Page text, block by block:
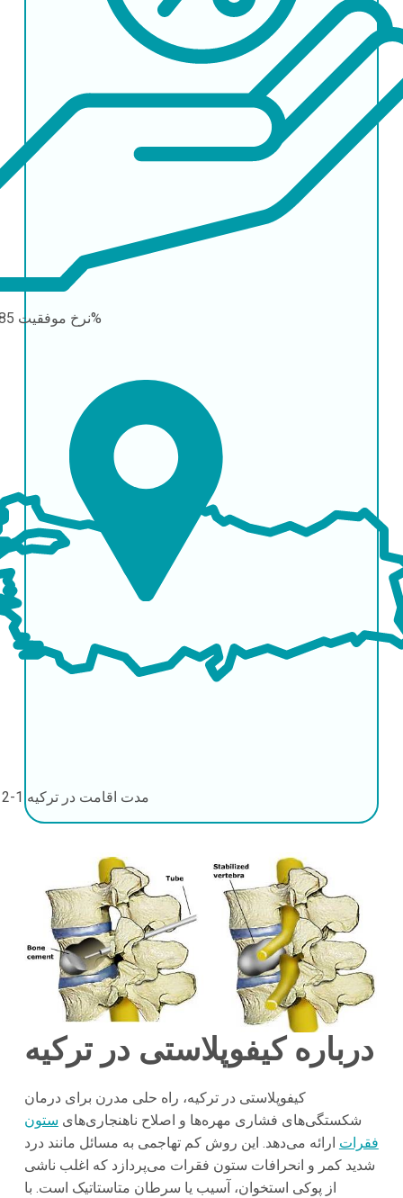
نرخ موفقیت85-90%
مدت اقامت در ترکیه 1-2 روز
درباره کیفوپلاستی در ترکیه
کیفوپلاستی در ترکیه، راه حلی مدرن برای درمان
شکستگی‌های فشاری مهره‌ها و اصلاح ناهنجاری‌های ستون
فقرات ارائه می‌دهد. این روش کم تهاجمی به مسائل مانند درد
شدید کمر و انحرافات ستون فقرات می‌پردازد که اغلب ناشی
از پوکی استخوان، آسیب یا سرطان متاستاتیک است. با